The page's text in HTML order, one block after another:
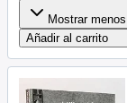
Mostrar menos
Añadir al carrito